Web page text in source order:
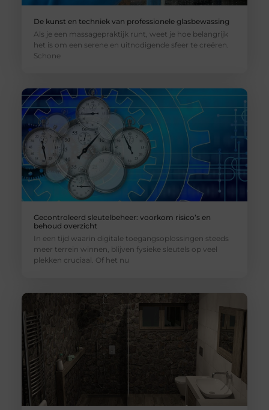
De kunst en techniek van professionele glasbewassing
Als je een massagepraktijk runt, weet je hoe belangrijk
het is om een serene en uitnodigende sfeer te creëren.
Schone
Gecontroleerd sleutelbeheer: voorkom risico’s en
behoud overzicht
In een tijd waarin digitale toegangsoplossingen steeds
meer terrein winnen, blijven fysieke sleutels op veel
plekken cruciaal. Of het nu